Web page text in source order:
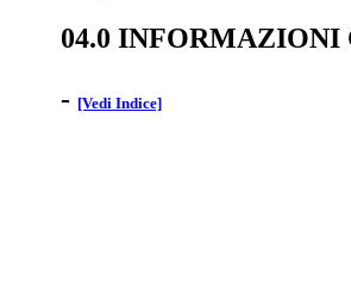
04.0
- [Vedi Indice]